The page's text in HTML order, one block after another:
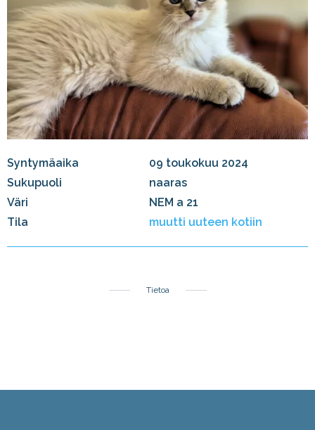
Syntymäaika
09 toukokuu 2024
Sukupuoli
naaras
Väri
NEM a 21
Tila
muutti uuteen kotiin
Tietoa